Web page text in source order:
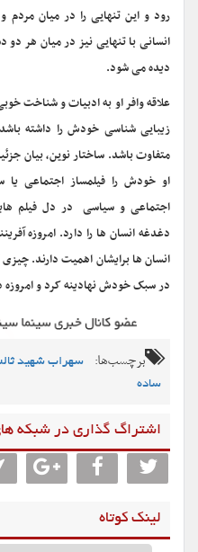
رود و این تنهایی را در میان
انسانی با تنهایی نیز در میان هر
دیده می شود.
علاقه وافر او به ادبیات و شناخت
زیبایی شناسی خودش را داشته
متفاوت باشد. ساختار نوین، بیان
او خودش را فیلمساز اجتماعی یا
اجتماعی و سیاسی در دل فیلم
دغدغه انسان ها را دارد. امروزه
انسان ها برایشان اهمیت دارند.
در سبک خودش نهادینه کرد و
برچسب‌ها: سهراب شهید
ساده
اشتراگ گذاری در شبکه
لینک کوتاه